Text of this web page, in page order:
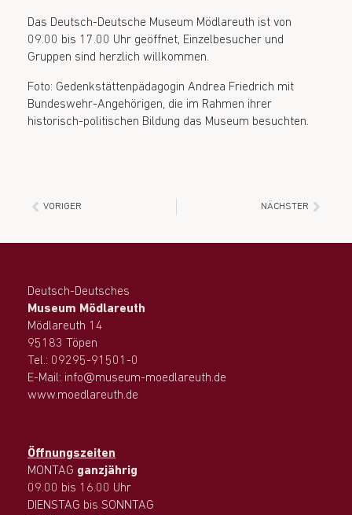
Das Deutsch-Deutsche Museum Mödlareuth ist von
09.00 bis 17.00 Uhr geöffnet, Einzelbesucher und
Gruppen sind herzlich willkommen.
Foto: Gedenkstättenpädagogin Andrea Friedrich mit
Bundeswehr-Angehörigen, die im Rahmen ihrer
historisch-politischen Bildung das Museum besuchten.
VORIGER NÄCHSTER
Deutsch-Deutsches
Museum Mödlareuth
Mödlareuth 14
95183 Töpen
Tel.: 09295-91501-0
E-Mail: info@museum-moedlareuth.de
www.moedlareuth.de
Öffnungszeiten
MONTAG ganzjährig
09.00 bis 16.00 Uhr
DIENSTAG bis SONNTAG